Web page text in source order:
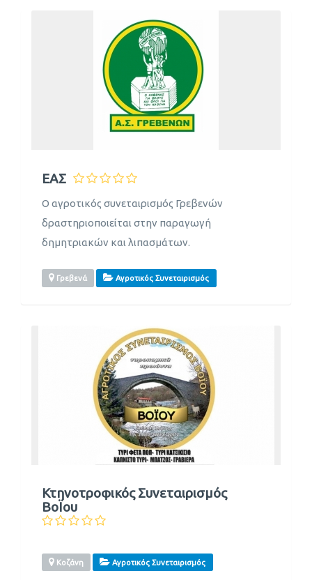
ΕΑΣ
Ο αγροτικός συνεταιρισμός Γρεβενών
δραστηριοποιείται στην παραγωγή
δημητριακών και λιπασμάτων.
Γρεβενά Αγροτικός Συνεταιρισμός
Κτηνοτροφικός Συνεταιρισμός
ΒοΪου
Κοζάνη Αγροτικός Συνεταιρισμός